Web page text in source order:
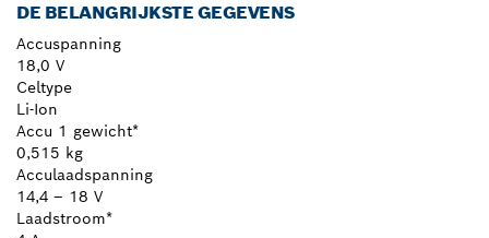
DE BELANGRIJKSTE GEGEVENS
Accuspanning
18,0 V
Celtype
Li-Ion
Accu 1 gewicht*
0,515 kg
Acculaadspanning
14,4 – 18 V
Laadstroom*